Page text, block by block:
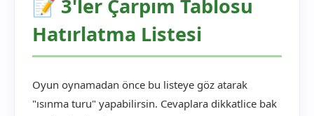
📝 3'ler Çarpım Tablosu
Hatırlatma Listesi
Oyun oynamadan önce bu listeye göz atarak
"ısınma turu" yapabilirsin. Cevaplara dikkatlice bak